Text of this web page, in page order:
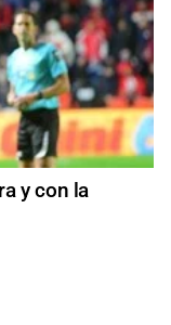
y con la